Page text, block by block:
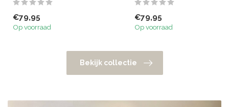
€79,95
Op voorraad
€79,95
Op voorraad
Bekijk collectie